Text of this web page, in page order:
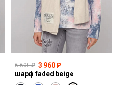
6 600 ₽ 3 960 ₽
шарф faded beige